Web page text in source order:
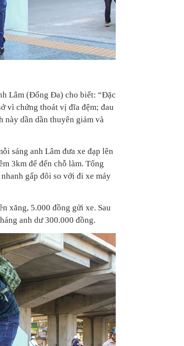
Lâm (Đống Đa) cho biết: “Đặc
vì chứng thoát vị đĩa đệm; đau
này dần dần thuyên giảm và
sáng anh Lâm đưa xe đạp lên
3km để đến chỗ làm. Tổng
gấp đôi so với đi xe máy
xăng, 5.000 đồng gửi xe. Sau
anh dư 300.000 đồng.